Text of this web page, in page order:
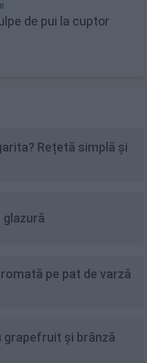
de pui la cuptor
Rețetă simplă și
glazură
pe pat de varză
grapefruit și brânză